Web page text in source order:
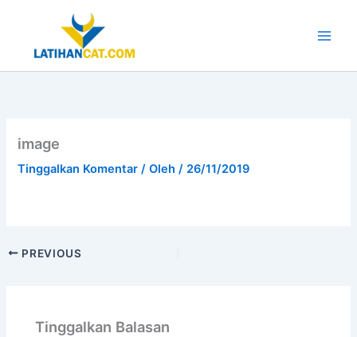
konten
image
Tinggalkan Komentar / Oleh/ 26/11/2019
PREVIOUS
Tinggalkan Balasan